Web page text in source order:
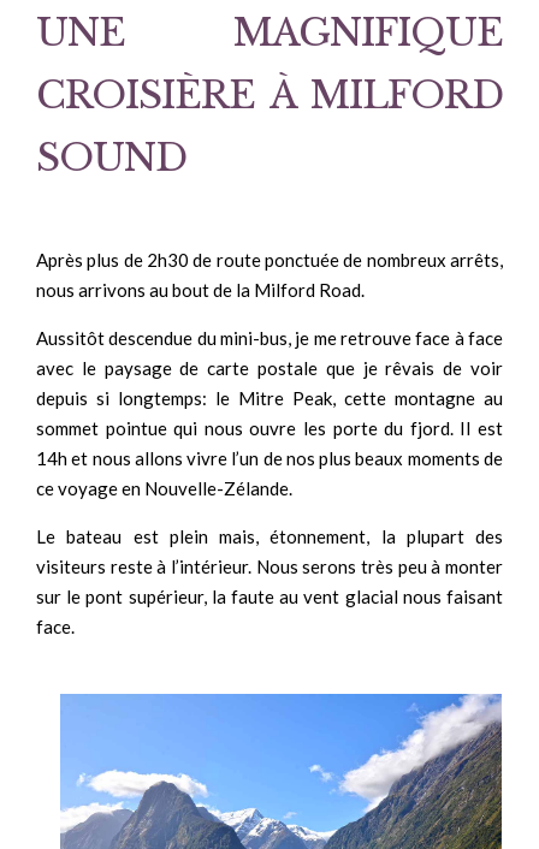
UNE MAGNIFIQUE
CROISIÈRE À MILFORD
SOUND
Après plus de 2h30 de route ponctuée de nombreux arrêts,
nous arrivons au bout de la Milford Road.
Aussitôt descendue du mini-bus, je me retrouve face à face
avec le paysage de carte postale que je rêvais de voir
depuis si longtemps: le Mitre Peak, cette montagne au
sommet pointue qui nous ouvre les porte du fjord. Il est
14h et nous allons vivre l’un de nos plus beaux moments de
ce voyage en Nouvelle-Zélande.
Le bateau est plein mais, étonnement, la plupart des
visiteurs reste à l’intérieur. Nous serons très peu à monter
sur le pont supérieur, la faute au vent glacial nous faisant
face.